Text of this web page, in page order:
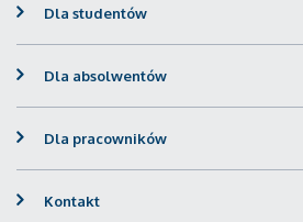
Dla studentów
Dla absolwentów
Dla pracowników
Kontakt